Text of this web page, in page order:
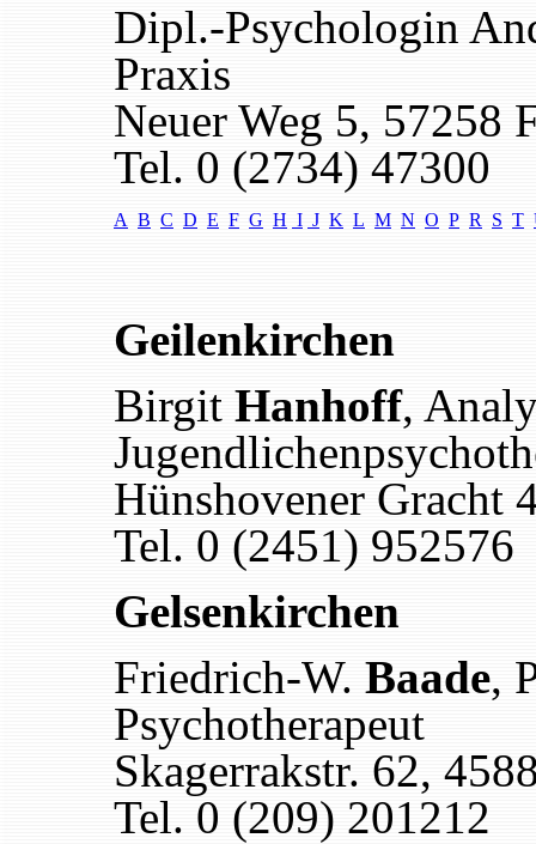
Dipl.-Psychologin
Praxis
Neuer Weg 5, 57258
Tel. 0 (2734) 47300
A B C D E F G H I J K L M N O P R S T
Geilenkirchen
Birgit Hanhoff,
Hünshovener Gracht
Tel. 0 (2451) 952576
Gelsenkirchen
Friedrich-W. Baade,
Psychotherapeut
Skagerrakstr. 62,
Tel. 0 (209) 201212